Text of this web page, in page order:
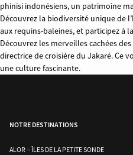
phinisi indonésiens, un patrimoine
Découvrez la biodiversité unique de
aux requins-baleines, et participez à
Découvrez les merveilles cachées
directrice de croisière du Jakaré. Ce
une culture fascinante.
NOTRE DESTINATIONS
ALOR – ÎLES DE LA PETITE SONDE